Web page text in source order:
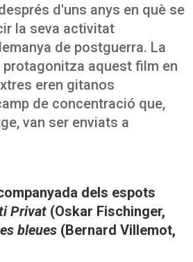
d'uns anys en què se
la seva activitat
de postguerra. La
aquest film en
eren gitanos
de concentració que,
van ser enviats a
dels espots
Privat (Oskar Fischinger,
bleues (Bernard Villemot,